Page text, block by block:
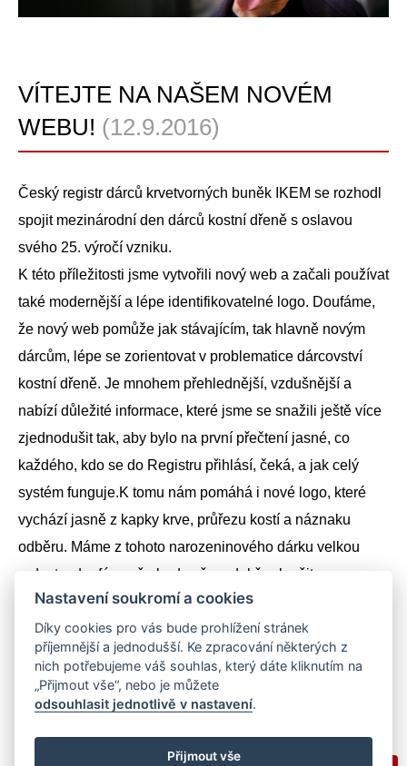
VÍTEJTE NA NAŠEM NOVÉM
WEBU! (12.9.2016)
Český registr dárců krvetvorných buněk IKEM se rozhodl
spojit mezinárodní den dárců kostní dřeně s oslavou
svého 25. výročí vzniku.
K této příležitosti jsme vytvořili nový web a začali používat
také modernější a lépe identifikovatelné logo. Doufáme,
že nový web pomůže jak stávajícím, tak hlavně novým
dárcům, lépe se zorientovat v problematice dárcovství
kostní dřeně. Je mnohem přehlednější, vzdušnější a
nabízí důležité informace, které jsme se snažili ještě více
zjednodušit tak, aby bylo na první přečtení jasné, co
každého, kdo se do Registru přihlásí, čeká, a jak celý
systém funguje.K tomu nám pomáhá i nové logo, které
vychází jasně z kapky krve, průřezu kostí a náznaku
odběru. Máme z tohoto narozeninového dárku velkou
radost a doufáme, že bude všem dobře sloužit.
Sdílejte na sociálních sítích
SdíletFacebook
TwitterEmailMessenger
GmailLinkedInWhatsApp
Nastavení soukromí a cookies
Díky cookies pro vás bude prohlížení stránek
příjemnější a jednodušší. Ke zpracování některých z
nich potřebujeme váš souhlas, který dáte kliknutím na
„Přijmout vše“, nebo je můžete
odsouhlasit jednotlivě v nastavení.
Přijmout vše